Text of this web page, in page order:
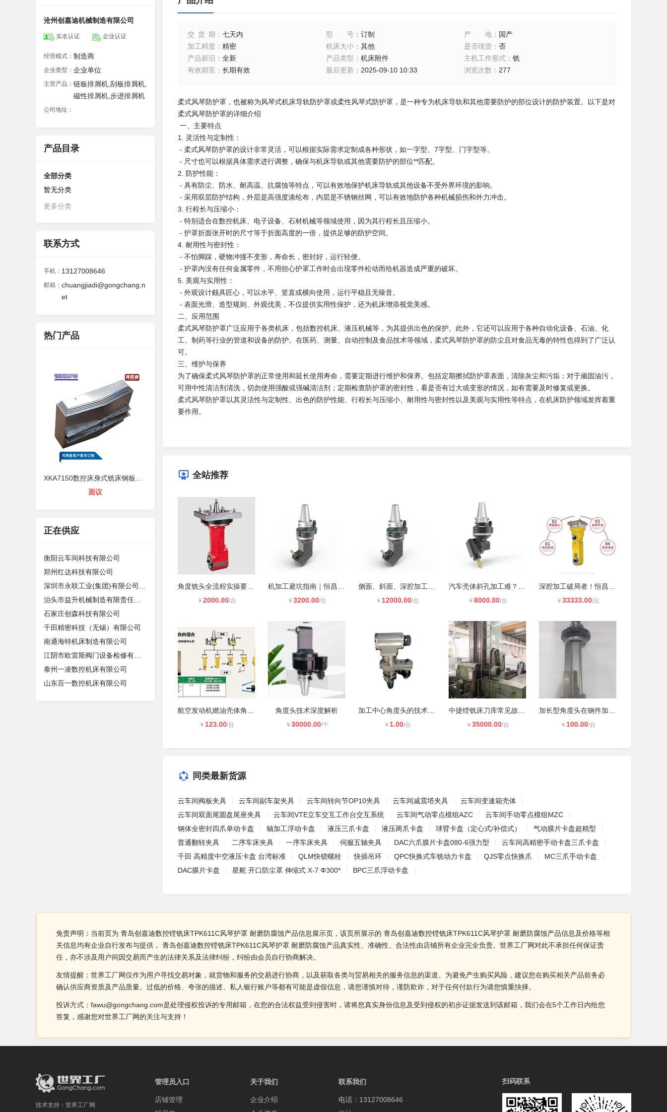
沧州创嘉迪机械制造有限公司
实名认证 企业认证
经营模式： 制造商
企业类型： 企业单位
主营产品： 链板排屑机,刮板排屑机,
磁性排屑机,步进排屑机
公司地址：
产品目录
全部分类
暂无分类
更多分类
联系方式
手机： 13127008646
邮箱： chuangjiadi@gongchang.n
et
热门产品
面议
正在供应
衡阳云车间科技有限公司
郑州红达科技有限公司
石家庄创森科技有限公司
千田精密科技（无锡）有限公司
南通海特机床制造有限公司
泰州一凌数控机床有限公司
山东百一数控机床有限公司
交货期 ： 七天内 型号： 订制 产地 ： 国产
加工精度 ： 精密 机床大小： 其他 是否现货 ：否
产品新旧 ： 全新 产品类型 ： 机床附件 主机工作形式 ：铣
有效期至 ： 长期有效 最后更新： 2025-09-10 10:33 浏览次数 ： 277
柔式风琴防护罩，也被称为风琴式机床导轨防护罩或柔性风琴式防护罩，是一种专为机床导轨和其他需要防护的部位设计的防护装置。以下是对
柔式风琴防护罩的详细介绍
一、主要特点
1. 灵活性与定制性：
- 柔式风琴防护罩的设计非常灵活，可以根据实际需求定制成各种形状，如一字型、7字型、门字型等。
- 尺寸也可以根据具体需求进行调整，确保与机床导轨或其他需要防护的部位**匹配。
2. 防护性能：
- 具有防尘、防水、耐高温、抗腐蚀等特点，可以有效地保护机床导轨或其他设备不受外界环境的影响。
- 采用双层防护结构，外层是高强度涤纶布，内层是不锈钢丝网，可以有效地防护各种机械损伤和外力冲击。
3. 行程长与压缩小：
- 特别适合在数控机床、电子设备、石材机械等领域使用，因为其行程长且压缩小。
- 护罩折面张开时的尺寸等于折面高度的一倍，提供足够的防护空间。
4. 耐用性与密封性：
- 不怕脚踩，硬物冲撞不变形，寿命长，密封好，运行轻便。
- 护罩内没有任何金属零件，不用担心护罩工作时会出现零件松动而给机器造成严重的破坏。
5. 美观与实用性：
- 外观设计颇具匠心，可以水平、竖直或横向使用，运行平稳且无噪音。
- 表面光滑、造型规则、外观优美，不仅提供实用性保护，还为机床增添视觉美感。
二、应用范围
柔式风琴防护罩广泛应用于各类机床，包括数控机床、液压机械等，为其提供出色的保护。此外，它还可以应用于各种自动化设备、石油、化
工、制药等行业的管道和设备的防护。在医药、测量、自动控制及食品技术等领域，柔式风琴防护罩的防尘且对食品无毒的特性也得到了广泛认
可。
三、维护与保养
为了确保柔式风琴防护罩的正常使用和延长使用寿命，需要定期进行维护和保养。包括定期擦拭防护罩表面，清除灰尘和污垢；对于顽固油污，
可用中性清洁剂清洗，切勿使用强酸或强碱清洁剂；定期检查防护罩的密封性，看是否有过大或变形的情况，如有需要及时修复或更换。
柔式风琴防护罩以其灵活性与定制性、出色的防护性能、行程长与压缩小、耐用性与密封性以及美观与实用性等特点，在机床防护领域发挥着重
要作用。
全站推荐
￥ 2000.00/台 ￥ 3200.00/台 ￥ 12000.00/台 ￥ 8000.00/台 ￥ 33333.00/元
￥ 123.00/台
角度头技术深度解析
￥ 30000.00/个 ￥ 1.00/台 ￥ 35000.00/台 ￥ 100.00/台
同类最新货源
云车间阀板夹具 云车间副车架夹具 云车间转向节OP10夹具 云车间减震塔夹具
云车间变速箱壳体
云车间双面尾圆盘尾座夹具
云车间VTE立车交互工作台交互系统 云车间气动零点模组AZC
云车间手动零点模组MZC
钢体全密封四爪单动卡盘
轴加工浮动卡盘 液压三爪卡盘 液压两爪卡盘 球臂卡盘（定心式/补偿式）
气动膜片卡盘超精型
普通翻转夹具
二序车床夹具 一序车床夹具 伺服五轴夹具 DAC六爪膜片卡盘080-6强力型
云车间高精密手动卡盘三爪卡盘
千田 高精度中空液压卡盘 台湾标准
QLM快锁螺栓 快插吊环 QPC快换式车铣动力卡盘 QJS零点快换爪
MC三爪手动卡盘
DAC膜片卡盘
星舵 开口防尘罩 伸缩式 X-7 Ф300* BPC三爪浮动卡盘
免责声明：当前页为 青岛创嘉迪数控镗铣床TPK611C风琴护罩 耐磨防腐蚀产品信息展示页，该页所展示的 青岛创嘉迪数控镗铣床TPK611C风琴护罩 耐磨防腐蚀产品信息及价格等相
关信息均有企业自行发布与提供， 青岛创嘉迪数控镗铣床TPK611C风琴护罩 耐磨防腐蚀产品真实性、准确性、合法性由店铺所有企业完全负责。世界工厂网对此不承担任何保证责
任，亦不涉及用户间因交易而产生的法律关系及法律纠纷，纠纷由会员自行协商解决。
友情提醒：世界工厂网仅作为用户寻找交易对象，就货物和服务的交易进行协商，以及获取各类与贸易相关的服务信息的渠道。为避免产生购买风险，建议您在购买相关产品前务必
确认供应商资质及产品质量。过低的价格、夸张的描述、私人银行账户等都有可能是虚假信息，请您谨慎对待，谨防欺诈，对于任何付款行为请您慎重抉择。
投诉方式：fawu@gongchang.com是处理侵权投诉的专用邮箱，在您的合法权益受到侵害时，请将您真实身份信息及受到侵权的初步证据发送到该邮箱，我们会在5个工作日内给您
答复，感谢您对世界工厂网的关注与支持！
技术支持： 世界工厂网
管理员入口
店铺管理
关于我们
企业介绍
联系我们
电话：13127008646
扫码联系